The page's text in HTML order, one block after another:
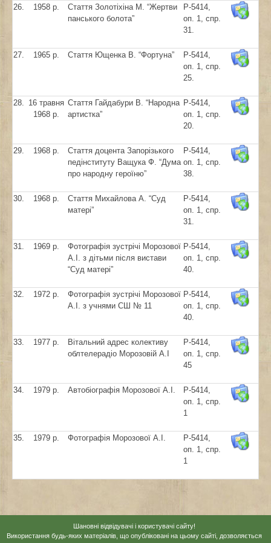
26. 1958 р.
Стаття Золотіхіна М. “Жертви
панського болота”
Р-5414,
оп. 1, спр.
31.
27. 1965 р. Стаття Ющенка В. “Фортуна”
Р-5414,
оп. 1, спр.
25.
28. 16 травня
1968 р.
Стаття Гайдабури В. “Народна
артистка”
Р-5414,
оп. 1, спр.
20.
29. 1968 р.
Стаття доцента Запорізького
педінституту Ващука Ф. “Дума
про народну героїню”
Р-5414,
оп. 1, спр.
38.
30. 1968 р.
Стаття Михайлова А. “Суд
матері”
Р-5414,
оп. 1, спр.
31.
31. 1969 р.
Фотографія зустрічі Морозової
А.І. з дітьми після вистави
“Суд матері”
Р-5414,
оп. 1, спр.
40.
32. 1972 р.
Фотографія зустрічі Морозової
А.І. з учнями СШ № 11
Р-5414,
оп. 1, спр.
40.
33. 1977 р.
Вітальний адрес колективу
облтелерадіо Морозовій А.І
Р-5414,
оп. 1, спр.
45
34. 1979 р. Автобіографія Морозової А.І.
Р-5414,
оп. 1, спр.
1
35. 1979 р. Фотографія Морозової А.І.
Р-5414,
оп. 1, спр.
1
Шановні відвідувачі і користувачі сайту!
Використання будь-яких матеріалів, що опубліковані на цьому сайті, дозволяється